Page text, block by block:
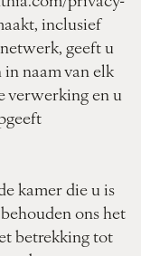
inclusief
geeft u
naam van elk
verwerking en u
kamer die u is
ons het
betrekking tot